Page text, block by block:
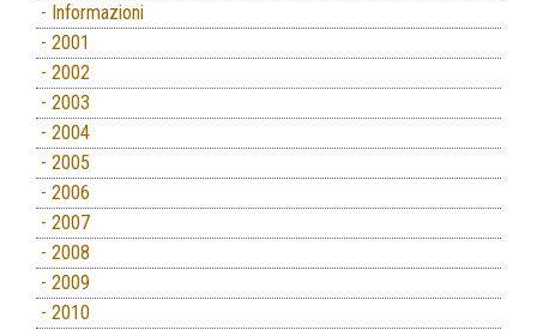
- Informazioni
- 2001
- 2002
- 2003
- 2004
- 2005
- 2006
- 2007
- 2008
- 2009
- 2010